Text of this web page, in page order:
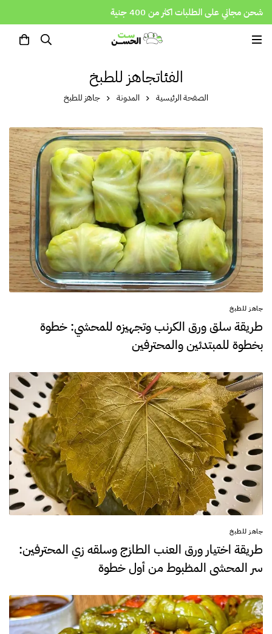
شحن مجاني على الطلبات اكثر من 400 جنية
الفئاتجاهز للطبخ
الصفحة الرئيسية المدونة جاهز للطبخ
جاهز للطبخ
طريقة سلق ورق الكرنب وتجهيزه للمحشي: خطوة
بخطوة للمبتدئين والمحترفين
جاهز للطبخ
طريقة اختيار ورق العنب الطازج وسلقه زي المحترفين:
سر المحشي المظبوط من أول خطوة